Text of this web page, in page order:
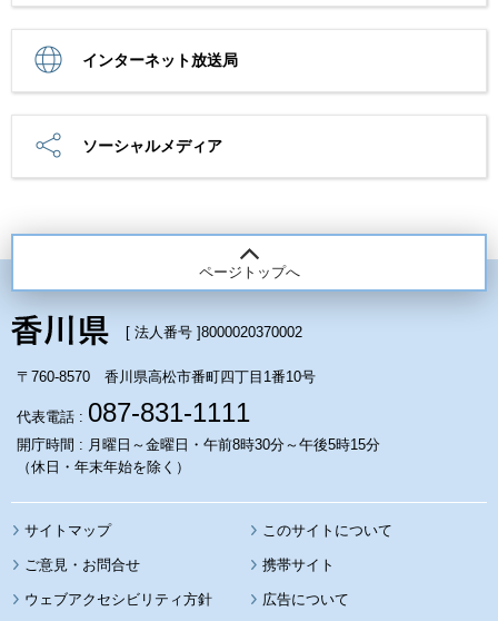
インターネット放送局
ソーシャルメディア
ページトップへ
[ 法人番号 ]8000020370002
〒760-8570 香川県高松市番町四丁目1番10号
代表電話 : 087-831-1111
開庁時間 : 月曜日～金曜日・午前8時30分～午後5時15分
（休日・年末年始を除く）
サイトマップ このサイトについて
携帯サイト
ウェブアクセシビリティ方針 広告について